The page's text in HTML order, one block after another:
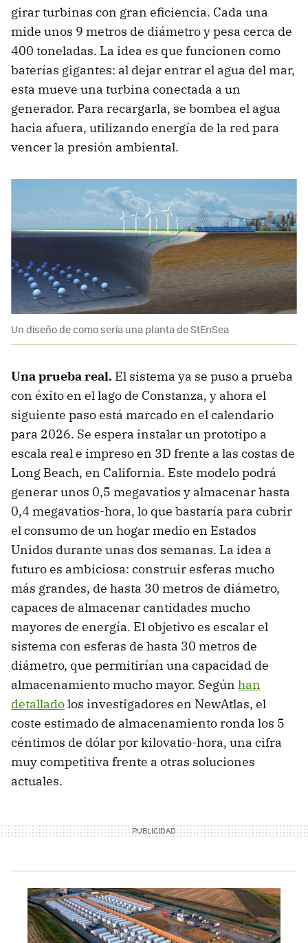
girar turbinas con gran eficiencia. Cada una
mide unos 9 metros de diámetro y pesa cerca de
400 toneladas. La idea es que funcionen como
baterías gigantes: al dejar entrar el agua del mar,
esta mueve una turbina conectada a un
generador. Para recargarla, se bombea el agua
hacia afuera, utilizando energía de la red para
vencer la presión ambiental.
Un diseño de como sería una planta de StEnSea
Una prueba real. El sistema ya se puso a prueba
con éxito en el lago de Constanza, y ahora el
siguiente paso está marcado en el calendario
para 2026. Se espera instalar un prototipo a
escala real e impreso en 3D frente a las costas de
Long Beach, en California. Este modelo podrá
generar unos 0,5 megavatios y almacenar hasta
0,4 megavatios-hora, lo que bastaría para cubrir
el consumo de un hogar medio en Estados
Unidos durante unas dos semanas. La idea a
futuro es ambiciosa: construir esferas mucho
más grandes, de hasta 30 metros de diámetro,
capaces de almacenar cantidades mucho
mayores de energía. El objetivo es escalar el
sistema con esferas de hasta 30 metros de
diámetro, que permitirían una capacidad de
almacenamiento mucho mayor. Según han
detalladolos investigadores en NewAtlas, el
coste estimado de almacenamiento ronda los 5
céntimos de dólar por kilovatio-hora, una cifra
muy competitiva frente a otras soluciones
actuales.